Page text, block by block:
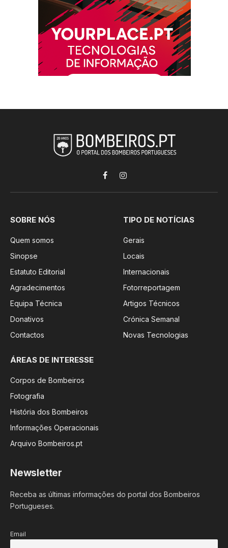
FacebookInstagram
SOBRE NÓS
Quem somos
Sinopse
Estatuto Editorial
Agradecimentos
Equipa Técnica
Donativos
Contactos
TIPO DE NOTÍCIAS
Gerais
Locais
Internacionais
Fotorreportagem
Artigos Técnicos
Crónica Semanal
Novas Tecnologias
ÁREAS DE INTERESSE
Corpos de Bombeiros
Fotografia
História dos Bombeiros
Informações Operacionais
Arquivo Bombeiros.pt
Newsletter
Receba as últimas informações do portal dos Bombeiros
Portugueses.
Email